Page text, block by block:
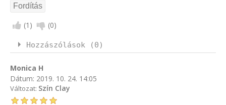
(1 ) (0)
Hozzászólások (0)
Monica H
Dátum: 2019. 10. 24. 14:05
Változat: Szín Clay